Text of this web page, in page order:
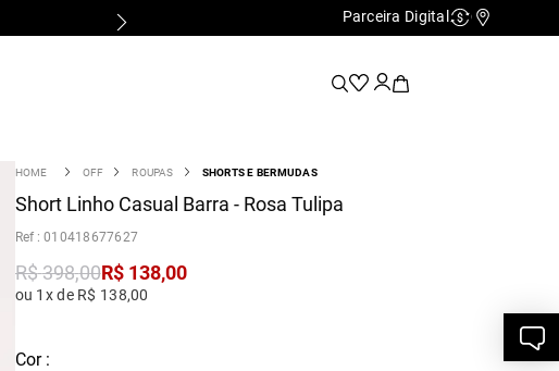
Parceira Digital Cashback
OFF ROUPAS SHORTS E BERMUDAS
Short Linho Casual Barra - Rosa Tulipa
:010418677627
R$398,00R$ 138,00
ou 1x de R$ 138,00
Cor :